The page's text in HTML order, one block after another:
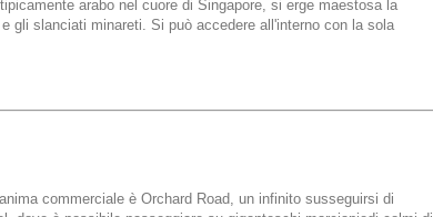
arabo nel cuore di Singapore, si erge maestosa la
gli slanciati minareti. Si può accedere all'interno con la sola
commerciale è Orchard Road, un infinito susseguirsi di